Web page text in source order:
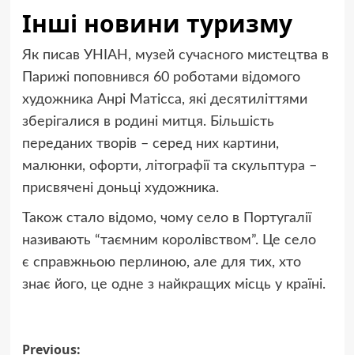
Інші новини туризму
Як писав УНІАН, музей сучасного мистецтва в
Парижі поповнився 60 роботами відомого
художника Анрі Матісса, які десятиліттями
зберігалися в родині митця. Більшість
переданих творів – серед них картини,
малюнки, офорти, літографії та скульптура –
присвячені доньці художника.
Також стало відомо, чому село в Португалії
називають “таємним королівством”. Це село
є справжньою перлиною, але для тих, хто
знає його, це одне з найкращих місць у країні.
Previous: